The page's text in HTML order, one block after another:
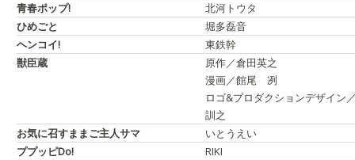
青春ポップ!
北河トウタ
ひめごと
堀多磊音
ヘンコイ!
東鉄幹
獣臣蔵
原作／倉田英之
漫画／館尾 冽
ロゴ&プロダクションデザイン
訓之
お気に召すままご主人サマ
いとうえい
ププッピDo!
RIKI